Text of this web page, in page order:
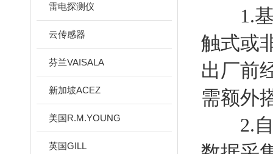
雷电探测仪
云传感器
芬兰VAISALA
新加坡ACEZ
美国R.M.YOUNG
英国GILL
1.基
触式或
出厂前
需额外
2.自